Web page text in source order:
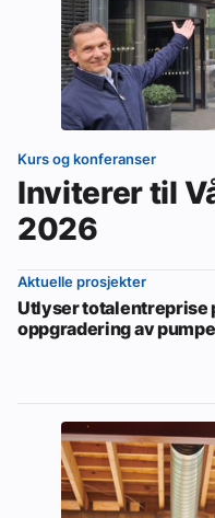
Kurs og konferanser
Inviterer til
2026
Aktuelle prosjekter
Utlyser totalentreprise
oppgradering av